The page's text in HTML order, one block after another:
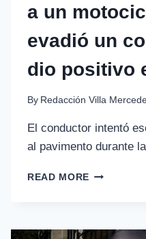
a un
evadió un
dio positivo
By Redacción Villa
El conductor intentó
al pavimento durante
READ MORE